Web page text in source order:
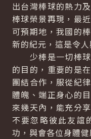
出台灣棒球的熱力
棒球榮景再現，最
可預期地，我國的
新的紀元，這是令人
少棒是一切棒球
的目的，重要的是
團結合作，服從紀
體魄、端正身心的
來幾天內，能充分
不要忽略彼此友誼
功，與會各位身體健